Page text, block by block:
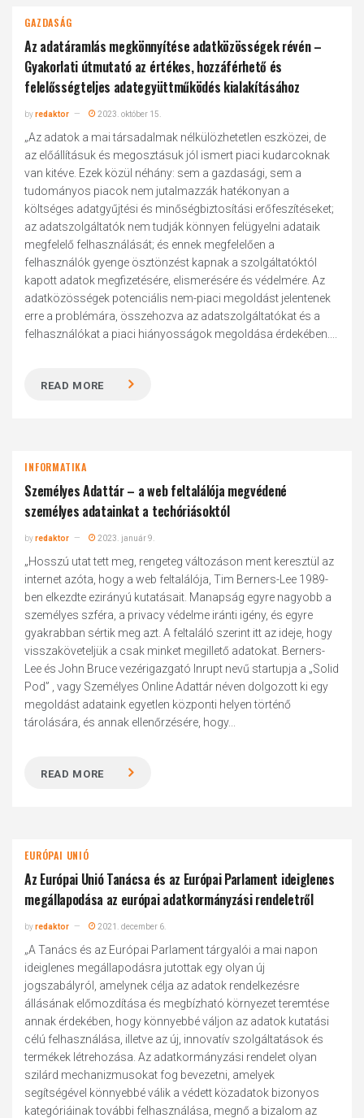
GAZDASÁG
Az adatáramlás megkönnyítése adatközösségek révén –
Gyakorlati útmutató az értékes, hozzáférhető és
felelősségteljes adategyüttműködés kialakításához
byredaktor 2023. október 15.
„Az adatok a mai társadalmak nélkülözhetetlen eszközei, de
az előállításuk és megosztásuk jól ismert piaci kudarcoknak
van kitéve. Ezek közül néhány: sem a gazdasági, sem a
tudományos piacok nem jutalmazzák hatékonyan a
költséges adatgyűjtési és minőségbiztosítási erőfeszítéseket;
az adatszolgáltatók nem tudják könnyen felügyelni adataik
megfelelő felhasználását; és ennek megfelelően a
felhasználók gyenge ösztönzést kapnak a szolgáltatóktól
kapott adatok megfizetésére, elismerésére és védelmére. Az
adatközösségek potenciális nem-piaci megoldást jelentenek
erre a problémára, összehozva az adatszolgáltatókat és a
felhasználókat a piaci hiányosságok megoldása érdekében....
READ MORE
INFORMATIKA
Személyes Adattár – a web feltalálója megvédené
személyes adatainkat a techóriásoktól
byredaktor 2023. január 9.
„Hosszú utat tett meg, rengeteg változáson ment keresztül az
internet azóta, hogy a web feltalálója, Tim Berners-Lee 1989-
ben elkezdte ezirányú kutatásait. Manapság egyre nagyobb a
személyes szféra, a privacy védelme iránti igény, és egyre
gyakrabban sértik meg azt. A feltaláló szerint itt az ideje, hogy
visszaköveteljük a csak minket megillető adatokat. Berners-
Lee és John Bruce vezérigazgató Inrupt nevű startupja a „Solid
Pod” , vagy Személyes Online Adattár néven dolgozott ki egy
megoldást adataink egyetlen központi helyen történő
tárolására, és annak ellenőrzésére, hogy...
READ MORE
EURÓPAI UNIÓ
Az Európai Unió Tanácsa és az Európai Parlament ideiglenes
megállapodása az európai adatkormányzási rendeletről
byredaktor 2021. december 6.
„A Tanács és az Európai Parlament tárgyalói a mai napon
ideiglenes megállapodásra jutottak egy olyan új
jogszabályról, amelynek célja az adatok rendelkezésre
állásának előmozdítása és megbízható környezet teremtése
annak érdekében, hogy könnyebbé váljon az adatok kutatási
célú felhasználása, illetve az új, innovatív szolgáltatások és
termékek létrehozása. Az adatkormányzási rendelet olyan
szilárd mechanizmusokat fog bevezetni, amelyek
segítségével könnyebbé válik a védett közadatok bizonyos
kategóriáinak további felhasználása, megnő a bizalom az